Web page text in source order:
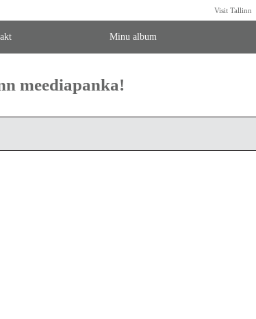
Visit Tallinn
Minu album
meediapanka!